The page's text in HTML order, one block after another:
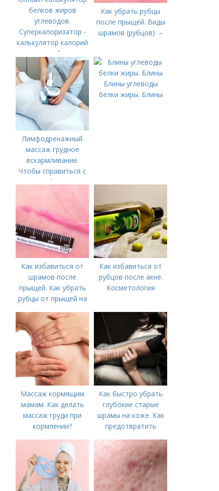
белков жиров
углеводов.
Суперкалоризатор -
калькулятор калорий
онлайн
Как убрать рубцы
после прыщей. Виды
шрамов (рубцов) –
Лимфодренажный
массаж грудное
вскармливание.
Чтобы справиться с
нагрубанием,
необходимо
следующие действия:
Блины углеводы
белки жиры. Блины
Как избавиться от
шрамов после
прыщей. Как убрать
рубцы от прыщей на
Как избавиться от
рубцов после акне.
Косметология
Массаж кормящим
мамам. Как делать
массаж груди при
кормлении?
Как быстро убрать
глубокие старые
шрамы на коже. Как
предотвратить